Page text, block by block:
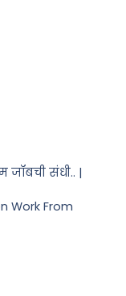
जॉबची संधी.. |
Work From